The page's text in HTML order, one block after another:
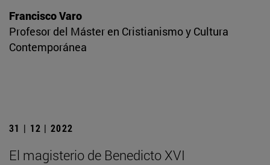
Francisco Varo
Profesor del Máster en Cristianismo y Cultura
Contemporánea
31 | 12 | 2022
El magisterio de Benedicto XVI